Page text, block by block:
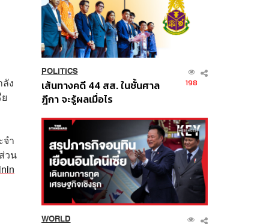
ง
จำ
วน
POLITICS
เส้นทางคดี 44 สส. ในชั้นศาล
ฎีกา จะรู้ผลเมื่อไร
198
WORLD